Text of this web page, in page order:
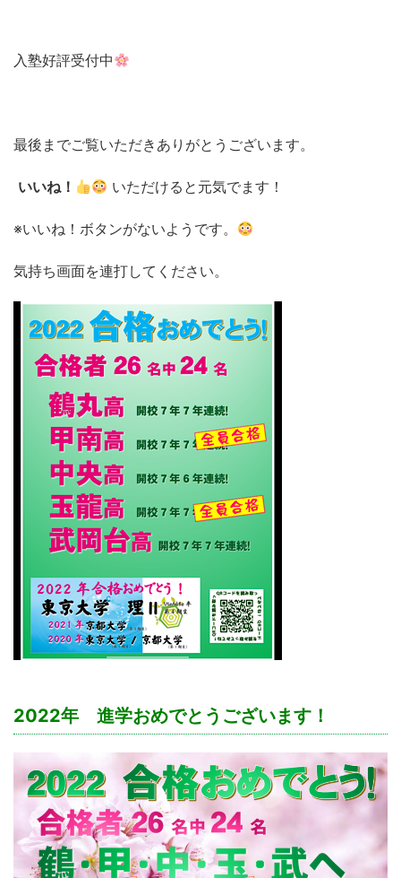
入塾好評受付中
最後までご覧いただきありがとうございます。
いいね！ いただけると元気でます！
※いいね！ボタンがないようです。
気持ち画面を連打してください。
2022年 進学おめでとうございます！